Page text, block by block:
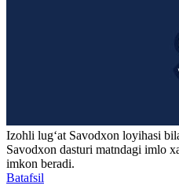
Izohli lugʻat Savodxon loyihasi
Savodxon dasturi matndagi imlo
imkon beradi.
Batafsil